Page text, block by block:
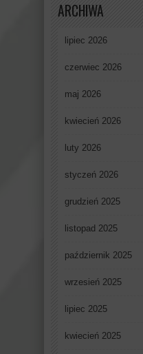
ARCHIWA
lipiec 2026
czerwiec 2026
maj 2026
kwiecień 2026
luty 2026
styczeń 2026
grudzień 2025
listopad 2025
październik 2025
wrzesień 2025
lipiec 2025
kwiecień 2025